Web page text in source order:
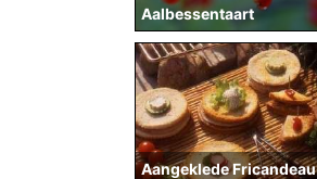
Aalbessentaart
Aangeklede Fricandeau